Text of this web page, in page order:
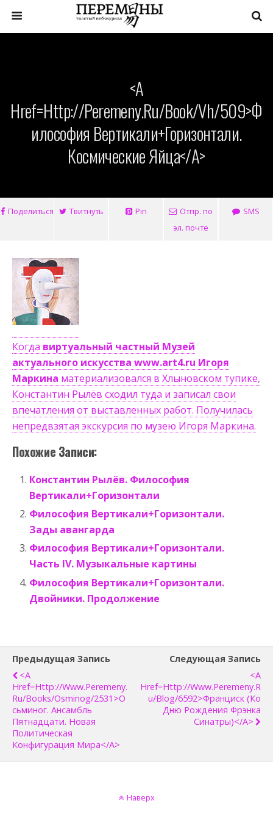
<a
Href=http://peremeny.ru/book/vh/509>Ф
Илософия Вертикали+Горизонтали.
Космические Яйца</a>
Поделиться Твитнуть Pin
Отпр. по
эл. почте
SMS
Когда виртуальный частный Музей
актуального искусства www.art4.ru Игоря
Маркина материализовался в Хлыновском тупике,
Константин Рылёв сходил туда и записал свои
впечатления от выставленных работ. Получилась
непредвзятая экскурсия по музею Игоря Маркина.
Похожие Записи:
Константин Рылёв. Философия
Вертикали+Горизонтали
Философия Вертикали+Горизонтали.
Зады авангарда
Философия Вертикали+Горизонтали.
Часть IV. Музыкальные картины
Философия Вертикали+Горизонтали.
Двойники. Продолжение
Предыдущая Запись
<a
Href=http://www.peremeny.
Ru/books/osminog/2531>О
Сьминог. Ансамбль
Пятнадцати. Новая
Политическая
Конфигурация Мира</a>
Следующая Запись
<a
Href=http://www.peremeny.r
U/blog/6592>Франциск (Ко
Дню Рождения Фрэнка
Синатры)</a>
Наверх